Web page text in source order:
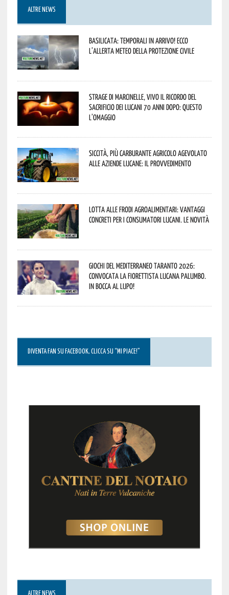
ALTRE NEWS
Basilicata: temporali in arrivo! Ecco
l’allerta meteo della Protezione civile
Strage di Marcinelle, vivo il ricordo del
sacrificio dei lucani 70 anni dopo: questo
l’omaggio
Siccità, più carburante agricolo agevolato
alle aziende lucane: il provvedimento
Lotta alle frodi agroalimentari: vantaggi
concreti per i consumatori lucani. Le novità
Giochi del Mediterraneo Taranto 2026:
convocata la fiorettista lucana Palumbo.
In bocca al lupo!
DIVENTA FAN SU FACEBOOK, CLICCA SU “MI PIACE!”